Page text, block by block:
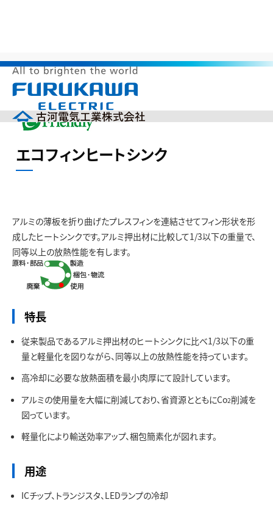
ニ
ュ
製品情報
採用情報
English
HOME > サステナビリティ > 環境調和製品 > >
エコフィンヒートシンク
エコフィンヒートシンク
アルミの薄板を折り曲げたプレスフィンを連結させてフィン形状を形
成したヒートシンクです。アルミ押出材に比較して1/3以下の重量で、
同等以上の放熱性能を有します。
特長
従来製品であるアルミ押出材のヒートシンクに比べ1/3以下の重
量と軽量化を図りながら、同等以上の放熱性能を持っています。
高冷却に必要な放熱面積を最小肉厚にて設計しています。
アルミの使用量を大幅に削減しており、省資源とともにCo2削減を
図っています。
軽量化により輸送効率アップ、梱包簡素化が図れます。
用途
ICチップ、トランジスタ、LEDランプの冷却